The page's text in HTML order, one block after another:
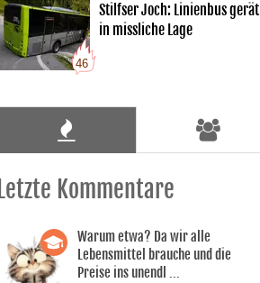
46
Stilfser Joch: Linienbus gerät
in missliche Lage
Letzte Kommentare
Warum etwa? Da wir alle
Lebensmittel brauche und die
Preise ins unendl ...